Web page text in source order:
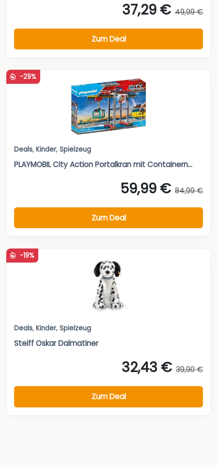
37,29 € 49,99 €
Zum Deal
-29%
Deals, Kinder, Spielzeug
PLAYMOBIL City Action Portalkran mit Containern...
59,99 € 84,99 €
Zum Deal
-19%
Deals, Kinder, Spielzeug
Steiff Oskar Dalmatiner
32,43 € 39,90 €
Zum Deal